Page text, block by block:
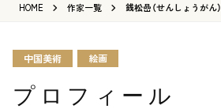
HOME 作家一覧 銭松嵒（せんしょうがん）
中国美術 絵画
プロフィール